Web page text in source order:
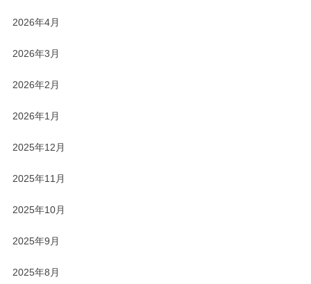
2026年4月
2026年3月
2026年2月
2026年1月
2025年12月
2025年11月
2025年10月
2025年9月
2025年8月